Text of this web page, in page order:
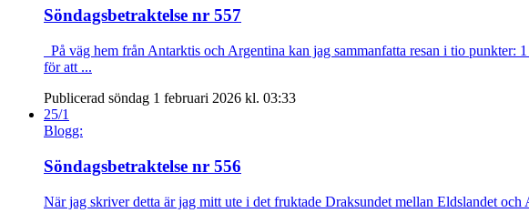
Söndagsbetraktelse nr 557
På väg hem från Antarktis och Argentina kan jag sammanfatta resan i tio
för att ...
Publicerad söndag 1 februari 2026 kl. 03:33
25/1
Blogg:
Söndagsbetraktelse nr 556
När jag skriver detta är jag mitt ute i det fruktade Draksundet mellan Eldslandet